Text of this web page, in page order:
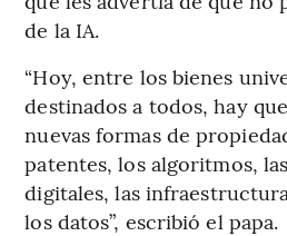
de la IA.
“Hoy, entre los bienes
destinados a todos, hay
nuevas formas de
patentes, los algoritmos,
digitales, las
los datos”, escribió el papa.